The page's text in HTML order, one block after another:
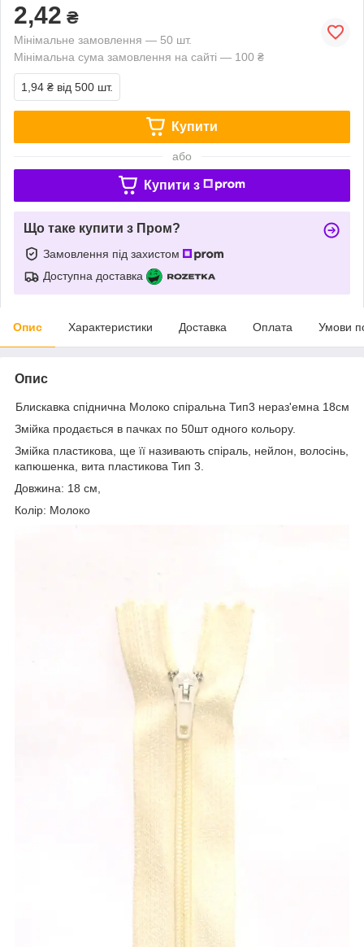
2,42 ₴
Мінімальне замовлення — 50 шт.
Мінімальна сума замовлення на сайті — 100 ₴
1,94 ₴ від 500 шт.
Купити
або
Купити з
Що таке купити з Пром?
Замовлення під захистом
Доступна доставка
Опис Характеристики Доставка Оплата Умови
Опис
Блискавка спіднична Молоко спіральна Тип3 нераз'емна 18см
Змійка продається в пачках по 50шт одного кольору.
Змійка пластикова, ще її називають спіраль, нейлон, волосінь,
капюшенка, вита пластикова Тип 3.
Довжина: 18 см,
Колір: Молоко